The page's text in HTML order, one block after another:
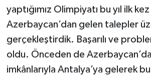
yaptığımız Olimpiyatı bu yıl ilk kez
Azerbaycan’dan gelen talepler
gerçekleştirdik. Başarılı ve
oldu. Önceden de
imkânlarıyla Antalya’ya gelerek